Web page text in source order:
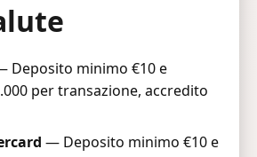
Deposito minimo €10 e
per transazione, accredito
— Deposito minimo €10 e